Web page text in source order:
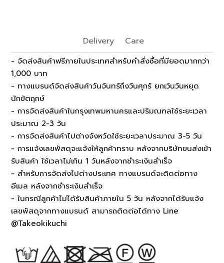
Delivery Care
- จัดส่งสินค้าฟรีภายในประเทศสำหรับคำสั่งซื้อที่มียอดมากกว่า
1,000 บาท
- ทางแบรนด์จัดส่งสินค้าวันจันทร์ถึงวันศุกร์ ยกเว้นวันหยุด
นักขัตฤกษ์
- การจัดส่งสินค้าในกรุงเทพมหานครและปริมณฑลใช้ระยะเวลา
ประมาณ 2-3 วัน
- การจัดส่งสินค้าไปต่างจังหวัดใช้ระยะเวลาประมาณ 3-5 วัน
- การแจ้งเลขพัสดุจะแจ้งให้ลูกค้าทราบ หลังจากบริษัทขนส่งเข้า
รับสินค้า ใช้เวลาไม่เกิน 1 วันหลังจากชำระเงินสำเร็จ
- สำหรับการจัดส่งไปต่างประเทศ ทางแบรนด์จะติดต่อทาง
อีเมล หลังจากชำระเงินสำเร็จ
- ในกรณีลูกค้าไม่ได้รับสินค้าภายใน 5 วัน หลังจากได้รับแจ้ง
เลขพัสดุจากทางแบรนด์ สามารถติดต่อได้ทาง Line
@Takeokikuchi